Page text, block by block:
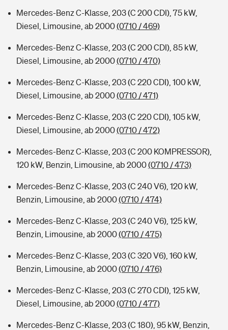
Mercedes-Benz C-Klasse, 203 (C 200 CDI), 75 kW,
Diesel, Limousine, ab 2000(0710 / 469)
Mercedes-Benz C-Klasse, 203 (C 200 CDI), 85 kW,
Diesel, Limousine, ab 2000(0710 / 470)
Mercedes-Benz C-Klasse, 203 (C 220 CDI), 100 kW,
Diesel, Limousine, ab 2000(0710 / 471)
Mercedes-Benz C-Klasse, 203 (C 220 CDI), 105 kW,
Diesel, Limousine, ab 2000(0710 / 472)
Mercedes-Benz C-Klasse, 203 (C 200 KOMPRESSOR),
120 kW, Benzin, Limousine, ab 2000(0710 / 473)
Mercedes-Benz C-Klasse, 203 (C 240 V6), 120 kW,
Benzin, Limousine, ab 2000(0710 / 474)
Mercedes-Benz C-Klasse, 203 (C 240 V6), 125 kW,
Benzin, Limousine, ab 2000(0710 / 475)
Mercedes-Benz C-Klasse, 203 (C 320 V6), 160 kW,
Benzin, Limousine, ab 2000(0710 / 476)
Mercedes-Benz C-Klasse, 203 (C 270 CDI), 125 kW,
Diesel, Limousine, ab 2000(0710 / 477)
Mercedes-Benz C-Klasse, 203 (C 180), 95 kW, Benzin,